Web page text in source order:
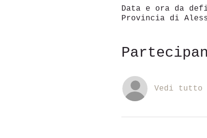
Data e ora da
Provincia di
Vedi tutto